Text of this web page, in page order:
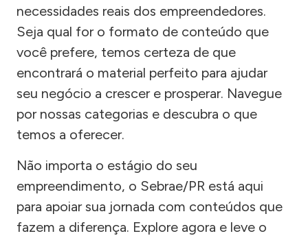
necessidades reais dos empreendedores.
Seja qual for o formato de conteúdo que
você prefere, temos certeza de que
encontrará o material perfeito para ajudar
seu negócio a crescer e prosperar. Navegue
por nossas categorias e descubra o que
temos a oferecer.
Não importa o estágio do seu
empreendimento, o Sebrae/PR está aqui
para apoiar sua jornada com conteúdos que
fazem a diferença. Explore agora e leve o